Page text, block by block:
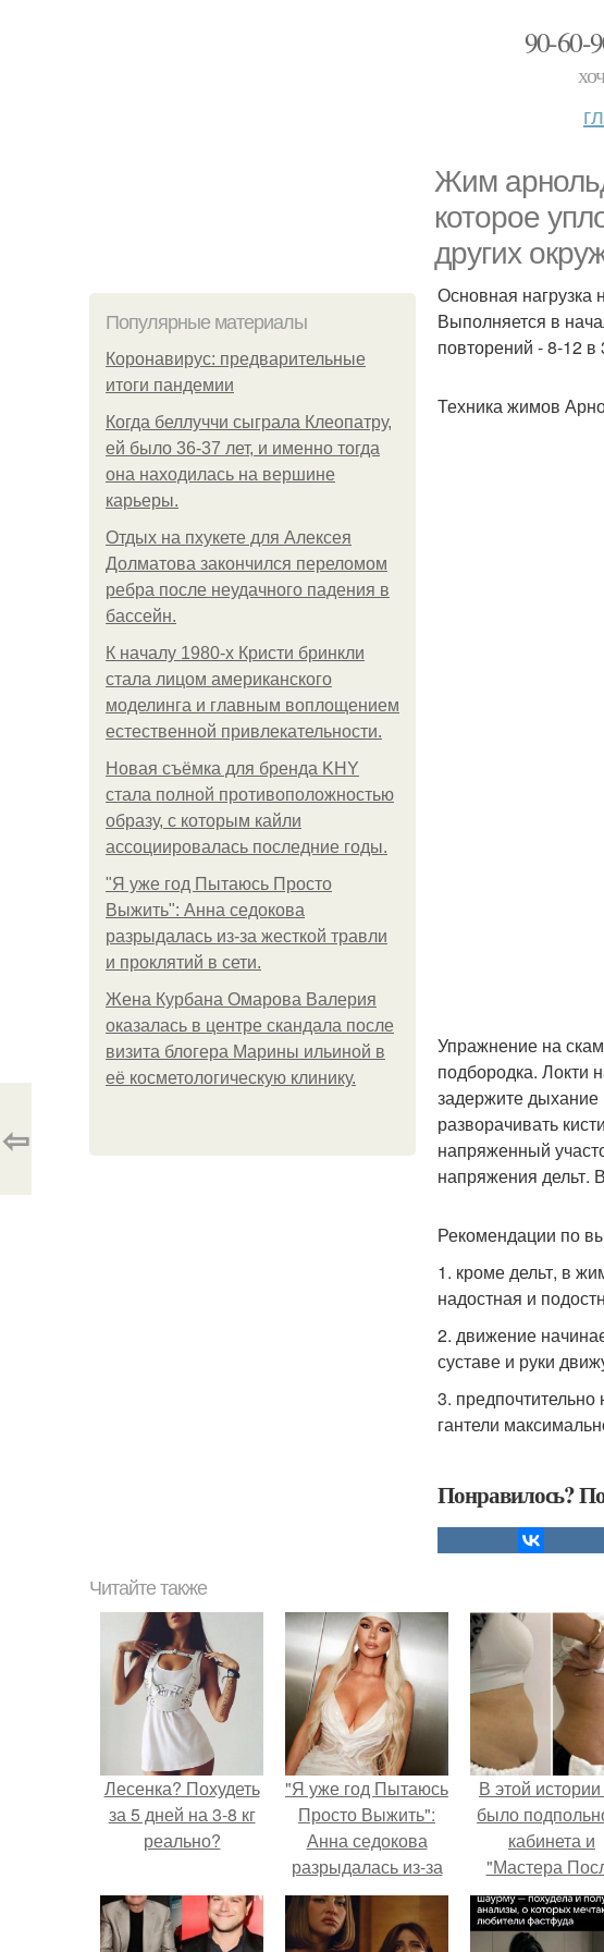
90-
Жим
которое
других
Популярные материалы
Коронавирус: предварительные
итоги пандемии
Когда беллуччи сыграла Клеопатру,
ей было 36-37 лет, и именно тогда
она находилась на вершине
карьеры.
Отдых на пхукете для Алексея
Долматова закончился переломом
ребра после неудачного падения в
бассейн.
К началу 1980-х Кристи бринкли
стала лицом американского
моделинга и главным воплощением
естественной привлекательности.
Новая съёмка для бренда KHY
стала полной противоположностью
образу, с которым кайли
ассоциировалась последние годы.
"Я уже год Пытаюсь Просто
Выжить": Анна седокова
разрыдалась из-за жесткой травли
и проклятий в сети.
Жена Курбана Омарова Валерия
оказалась в центре скандала после
визита блогера Марины ильиной в
её косметологическую клинику.
Основная
Выполняется в
повторений - 8-12 в
Техника жимов
Упражнение на
подбородка. Локти
задержите дыхание
разворачивать
напряженный
напряжения дельт.
Рекомендации по
1. кроме дельт, в
надостная и
2. движение
суставе и руки
3.
гантели
Понравилось?
⇦
Читайте также
Лесенка? Похудеть
за 5 дней на 3-8 кг
реально?
"Я уже год Пытаюсь
Просто Выжить":
Анна седокова
разрыдалась из-за
жесткой травли и
проклятий в сети.
В этой
было
кабинета и
"Мастера
Курсов".